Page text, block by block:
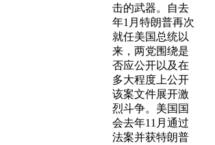
击的武器。自去
年1月特朗普再次
就任美国总统以
来，两党围绕是
否应公开以及在
多大程度上公开
该案文件展开激
烈斗争。美国国
会去年11月通过
法案并获特朗普